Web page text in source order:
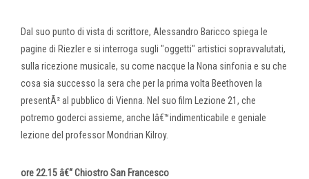
Dal suo punto di vista di scrittore, Alessandro Baricco spiega le
pagine di Riezler e si interroga sugli "oggetti" artistici sopravvalutati,
sulla ricezione musicale, su come nacque la Nona sinfonia e su che
cosa sia successo la sera che per la prima volta Beethoven la
presentÃ² al pubblico di Vienna. Nel suo film Lezione 21, che
potremo goderci assieme, anche lâ€™indimenticabile e geniale
lezione del professor Mondrian Kilroy.
ore 22.15 â€“ Chiostro San Francesco